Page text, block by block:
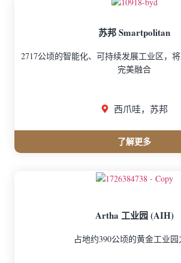
苏邦 Smartpolitan
2717公顷的智能化、可持续发展工业区，
完美融合
西爪哇，苏邦
了解更多
Artha 工业园 (AIH)
占地约390公顷的黄金工业园